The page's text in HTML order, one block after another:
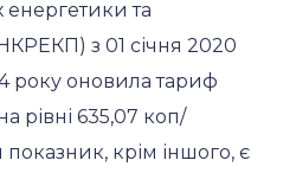
та
з 01 січня 2020
року оновила тариф
рівні 635,07 коп/
крім іншого, є